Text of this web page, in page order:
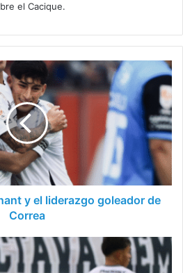
el Cacique.
y el liderazgo goleador de
Correa